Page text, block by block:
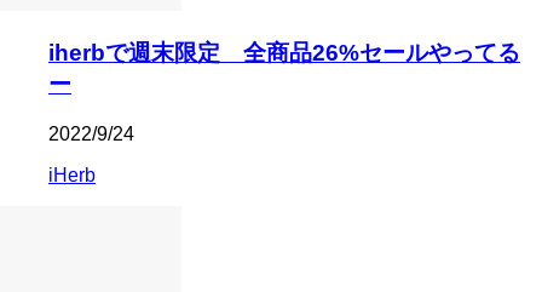
iherbで週末限定 全商品26%セールやってる
ー
2022/9/24
iHerb